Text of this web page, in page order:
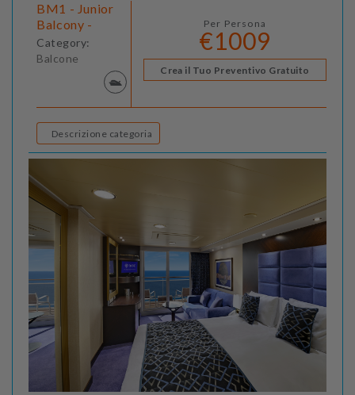
BM1 - Junior
Balcony -
Category:
Balcone
Per Persona
€1009
Crea il Tuo Preventivo Gratuito
Descrizione categoria